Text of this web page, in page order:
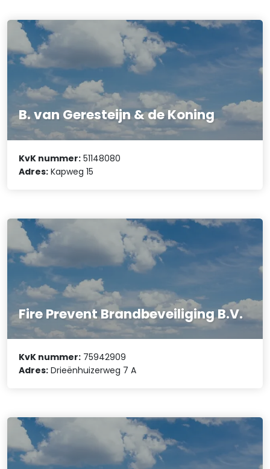
B. van Geresteijn & de Koning
KvK nummer: 51148080
Adres: Kapweg 15
Fire Prevent Brandbeveiliging B.V.
KvK nummer: 75942909
Adres: Drieënhuizerweg 7 A